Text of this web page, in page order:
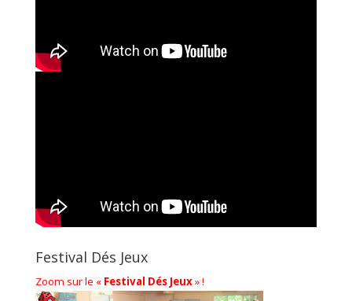
Festival Dés Jeux
Zoom sur le « Festival Dés Jeux» !